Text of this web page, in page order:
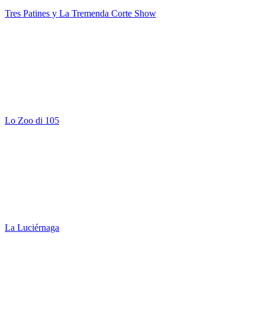
Tres Patines y La Tremenda Corte Show
Lo Zoo di 105
La Luciérnaga